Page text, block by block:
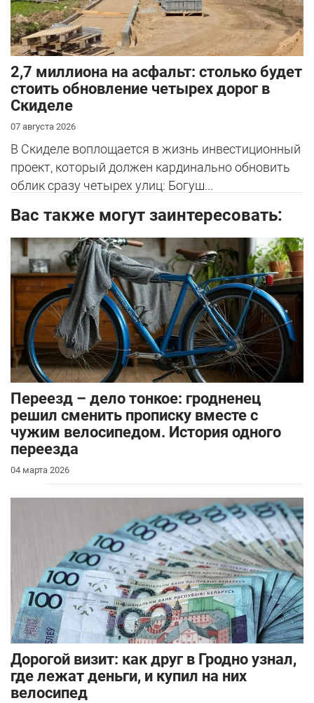
2,7 миллиона на асфальт: столько будет
стоить обновление четырех дорог в
Скиделе
07 августа 2026
В Скиделе воплощается в жизнь инвестиционный
проект, который должен кардинально обновить
облик сразу четырех улиц: Богуш...
Вас также могут заинтересовать:
Переезд – дело тонкое: гродненец
решил сменить прописку вместе с
чужим велосипедом. История одного
переезда
04 марта 2026
Дорогой визит: как друг в Гродно узнал,
где лежат деньги, и купил на них
велосипед